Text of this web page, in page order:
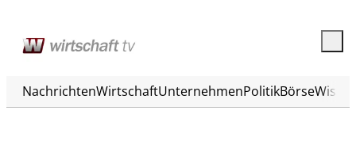
NachrichtenWirtschaftUnternehmenPolitikBörse